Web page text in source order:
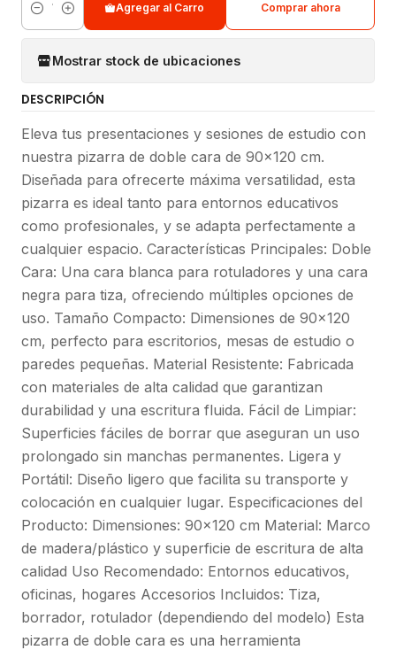
Cantidad
Agregar al Carro Comprar ahora
Mostrar stock de ubicaciones
DESCRIPCIÓN
Eleva tus presentaciones y sesiones de estudio con
nuestra pizarra de doble cara de 90x120 cm.
Diseñada para ofrecerte máxima versatilidad, esta
pizarra es ideal tanto para entornos educativos
como profesionales, y se adapta perfectamente a
cualquier espacio. Características Principales: Doble
Cara: Una cara blanca para rotuladores y una cara
negra para tiza, ofreciendo múltiples opciones de
uso. Tamaño Compacto: Dimensiones de 90x120
cm, perfecto para escritorios, mesas de estudio o
paredes pequeñas. Material Resistente: Fabricada
con materiales de alta calidad que garantizan
durabilidad y una escritura fluida. Fácil de Limpiar:
Superficies fáciles de borrar que aseguran un uso
prolongado sin manchas permanentes. Ligera y
Portátil: Diseño ligero que facilita su transporte y
colocación en cualquier lugar. Especificaciones del
Producto: Dimensiones: 90x120 cm Material: Marco
de madera/plástico y superficie de escritura de alta
calidad Uso Recomendado: Entornos educativos,
oficinas, hogares Accesorios Incluidos: Tiza,
borrador, rotulador (dependiendo del modelo) Esta
pizarra de doble cara es una herramienta